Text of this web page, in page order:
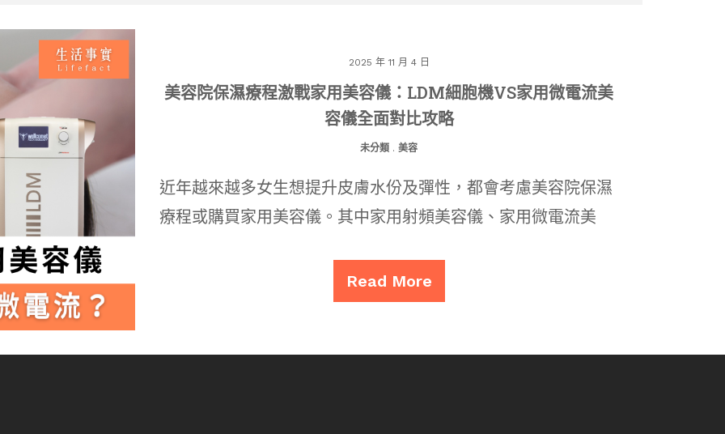
2025 年 11 月 4 日
美容院保濕療程激戰家用美容儀：LDM細胞機VS家用微電流美
容儀全面對比攻略
未分類 . 美容
近年越來越多女生想提升皮膚水份及彈性，都會考慮美容院保濕
療程或購買家用美容儀。其中家用射頻美容儀、家用微電流美
Read More